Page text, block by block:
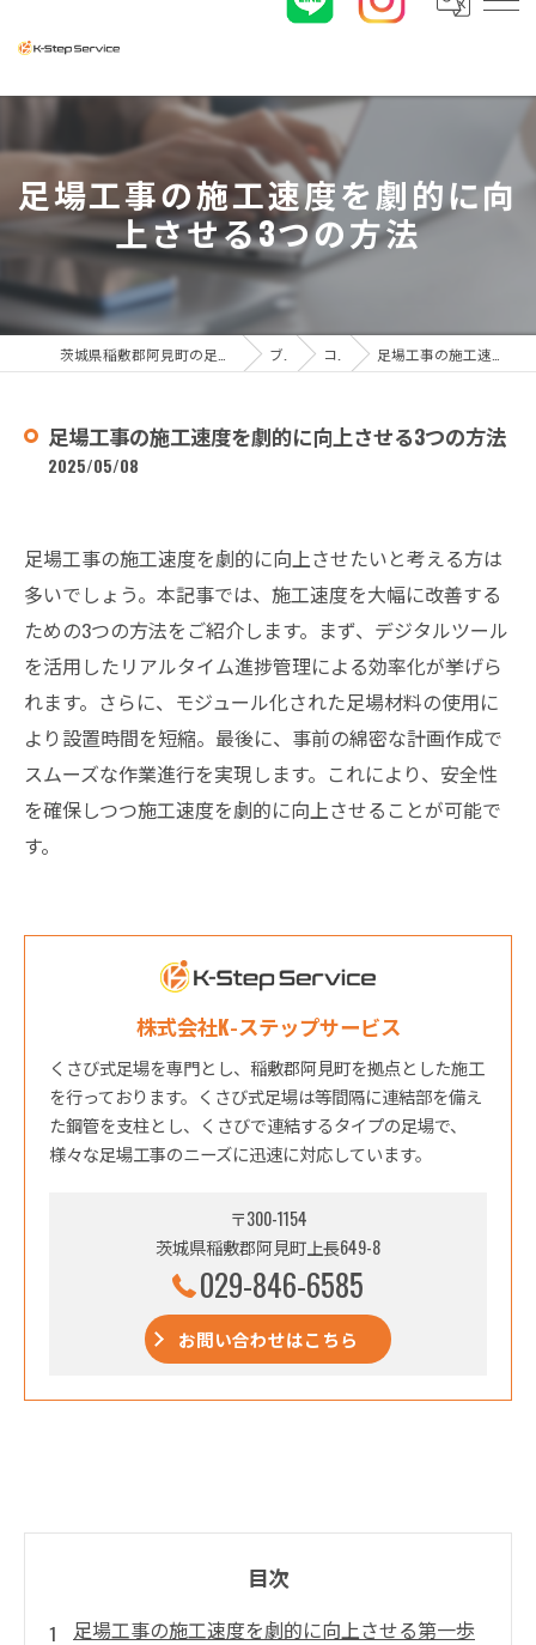
足場工事の施工速度を劇的に向
上させる3つの方法
ブログ コラム 足場工事の施工速度を劇的に向上させる3つの方法
足場工事の施工速度を劇的に向上させる3つの方法
2025/05/08
足場工事の施工速度を劇的に向上させたいと考える方は
多いでしょう。本記事では、施工速度を大幅に改善する
ための3つの方法をご紹介します。まず、デジタルツール
を活用したリアルタイム進捗管理による効率化が挙げら
れます。さらに、モジュール化された足場材料の使用に
より設置時間を短縮。最後に、事前の綿密な計画作成で
スムーズな作業進行を実現します。これにより、安全性
を確保しつつ施工速度を劇的に向上させることが可能で
す。
株式会社K-ステップサービス
くさび式足場を専門とし、稲敷郡阿見町を拠点とした施工
を行っております。くさび式足場は等間隔に連結部を備え
た鋼管を支柱とし、くさびで連結するタイプの足場で、
様々な足場工事のニーズに迅速に対応しています。
〒300-1154
茨城県稲敷郡阿見町上長649-8
029-846-6585
お問い合わせはこちら
目次
足場工事の施工速度を劇的に向上させる第一歩